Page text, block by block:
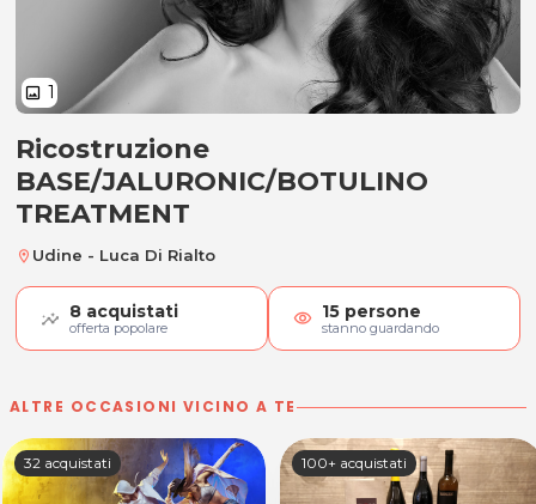
image 1
Ricostruzione BASE/JALURONIC/
Ricostruzione
BASE/JALURONIC/BOTULINO
TREATMENT
location_on Udine - Luca Di Rialto
8 acquistati
offerta popolare visibility 15 persone
stanno guardando
ALTRE OCCASIONI VICINO A TE
32 acquistati 100+ acquistati